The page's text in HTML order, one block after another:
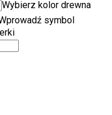
Wybierz kolor drewna
symbol